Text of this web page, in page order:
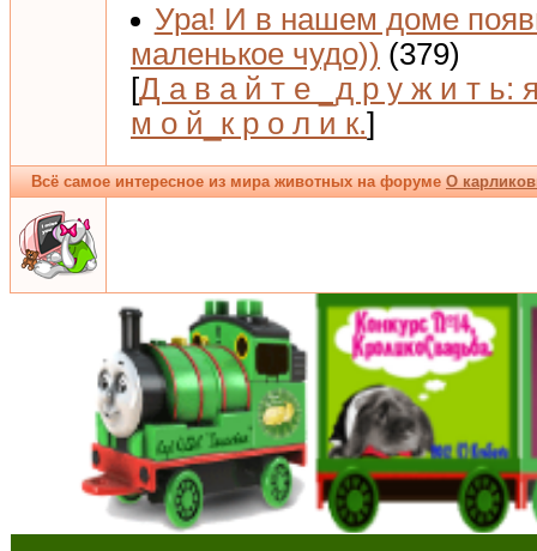
Ура! И в нашем доме
маленькое чудо)) (379)
[Д а в а й т е _д р у ж и т ь:
м о й_к р о л и к.]
Всё самое интересное из мира животных на форумеО